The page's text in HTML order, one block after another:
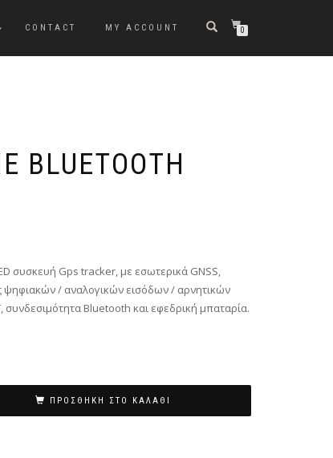
CONTACT MY ACCOUNT 0
BLUETOOTH
συσκευή Gps tracker, με εσωτερικά GNSS,
ψηφιακών / αναλογικών εισόδων / αρνητικών
Bluetooth και εφεδρική μπαταρία.
ΠΡΟΣΘΉΚΗ ΣΤΟ ΚΑΛΆΘΙ